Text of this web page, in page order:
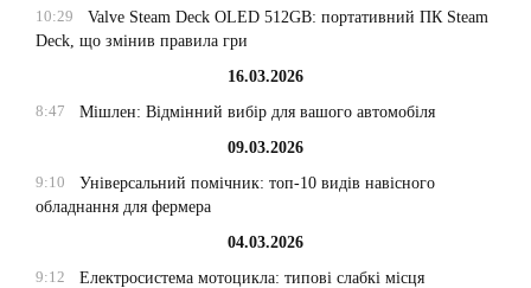
10:29
Valve Steam Deck OLED 512GB: портативний ПК Steam
Deck, що змінив правила гри
16.03.2026
8:47
Мішлен: Відмінний вибір для вашого автомобіля
09.03.2026
9:10
Універсальний помічник: топ-10 видів навісного
обладнання для фермера
04.03.2026
9:12
Електросистема мотоцикла: типові слабкі місця